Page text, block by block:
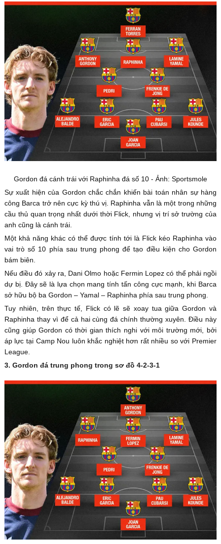
Gordon đá cánh trái với Raphinha đá số 10 - Ảnh: Sportsmole
Sự xuất hiện của Gordon chắc chắn khiến bài toán nhân sự hàng
công Barca trở nên cực kỳ thú vị. Raphinha vẫn là một trong những
cầu thủ quan trọng nhất dưới thời Flick, nhưng vị trí sở trường của
anh cũng là cánh trái.
Một khả năng khác có thể được tính tới là Flick kéo Raphinha vào
vai trò số 10 phía sau trung phong để tạo điều kiện cho Gordon
bám biên.
Nếu điều đó xảy ra, Dani Olmo hoặc Fermin Lopez có thể phải ngồi
dự bị. Đây sẽ là lựa chọn mang tính tấn công cực mạnh, khi Barca
sở hữu bộ ba Gordon – Yamal – Raphinha phía sau trung phong.
Tuy nhiên, trên thực tế, Flick có lẽ sẽ xoay tua giữa Gordon và
Raphinha thay vì để cả hai cùng đá chính thường xuyên. Điều này
cũng giúp Gordon có thời gian thích nghi với môi trường mới, bởi
áp lực tại Camp Nou luôn khắc nghiệt hơn rất nhiều so với Premier
League.
3. Gordon đá trung phong trong sơ đồ 4-2-3-1